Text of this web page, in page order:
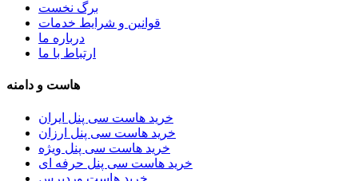
برگ نخست
قوانین و شرایط خدمات
درباره ما
ارتباط با ما
هاست و دامنه
خرید هاست سی پنل ایران
خرید هاست سی پنل ارزان
خرید هاست سی پنل ویژه
خرید هاست سی پنل حرفه ای
خرید هاست وردپرس